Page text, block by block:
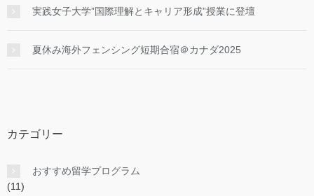
実践女子大学”国際理解とキャリア形成”授業に登壇
夏休み海外フェンシング短期合宿＠カナダ2025
カテゴリー
おすすめ留学プログラム
(11)